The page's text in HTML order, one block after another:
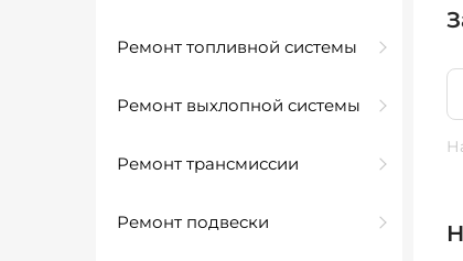
Ремонт топливной системы
Ремонт выхлопной системы
Ремонт трансмиссии
Ремонт подвески